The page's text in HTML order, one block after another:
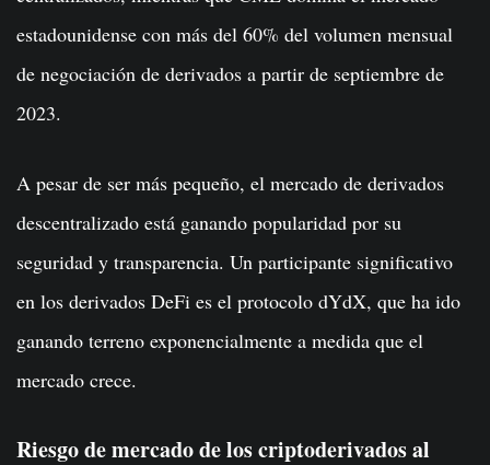
estadounidense con más del 60% del volumen mensual
de negociación de derivados a partir de septiembre de
2023.
A pesar de ser más pequeño, el mercado de derivados
descentralizado está ganando popularidad por su
seguridad y transparencia. Un participante significativo
en los derivados DeFi es el protocolo dYdX, que ha ido
ganando terreno exponencialmente a medida que el
mercado crece.
Riesgo de mercado de los criptoderivados al